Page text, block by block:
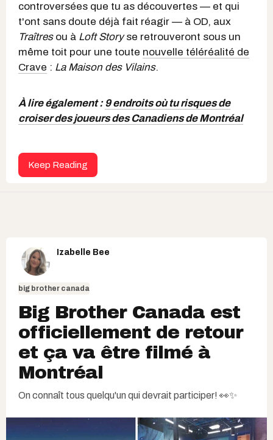
controversées que tu as découvertes — et qui
t'ont sans doute déjà fait réagir — à OD, aux
Traîtresou à Loft Storyse retrouveront sous un
même toit pour une toute nouvelle téléréalité de
Crave : La Maison des Vilains.
À lire également :9 endroits où tu risques de
croiser des joueurs des Canadiens de Montréal
Keep Reading
Izabelle Bee
big brother canada
Big Brother Canada est
officiellement de retour
et ça va être filmé à
Montréal
On connaît tous quelqu'un qui devrait participer! 👀✨